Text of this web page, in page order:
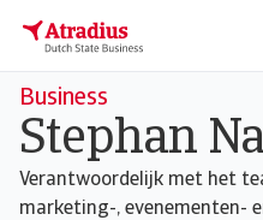
Head of SME's & New
Business
Stephan
Verantwoordelijk met het
marketing-, evenementen-